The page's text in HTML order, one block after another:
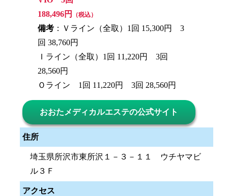
188,496円
（税込）
備考 ：Ｖライン（全取）1回 15,300円 3
回 38,760円
Ｉライン（全取）1回 11,220円 3回
28,560円
Ｏライン 1回 11,220円 3回 28,560円
おおたメディカルエステの公式サイト
住所
埼玉県所沢市東所沢１－３－１１ ウチヤマビ
ル３Ｆ
アクセス